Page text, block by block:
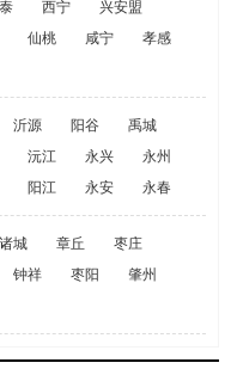
西宁
兴安盟
仙桃 咸宁
孝感
沂源 阳谷
禹城
沅江 永兴
永州
阳江 永安 永春
诸城 章丘
枣庄
钟祥 枣阳
肇州